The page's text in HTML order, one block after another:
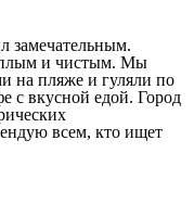
замечательным.
и чистым. Мы
на пляже и гуляли по
с вкусной едой. Город
всем, кто ищет